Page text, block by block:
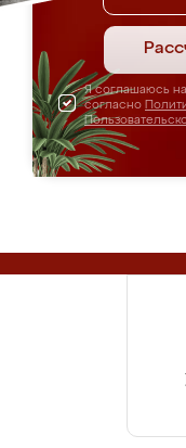
Я соглашаюсь
согласно